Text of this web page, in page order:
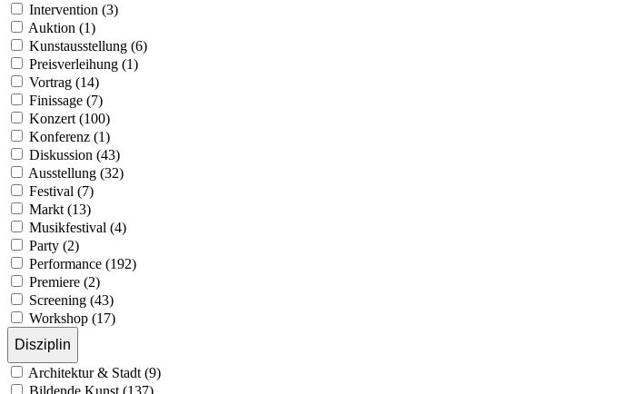
Intervention (3)
Auktion (1)
Kunstausstellung (6)
Preisverleihung (1)
Vortrag (14)
Finissage (7)
Konzert (100)
Konferenz (1)
Diskussion (43)
Ausstellung (32)
Festival (7)
Markt (13)
Musikfestival (4)
Party (2)
Performance (192)
Premiere (2)
Screening (43)
Workshop (17)
Disziplin
Architektur & Stadt (9)
Bildende Kunst (137)